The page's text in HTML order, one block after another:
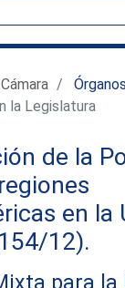
la Legislatura
de la
en la
12).
para la